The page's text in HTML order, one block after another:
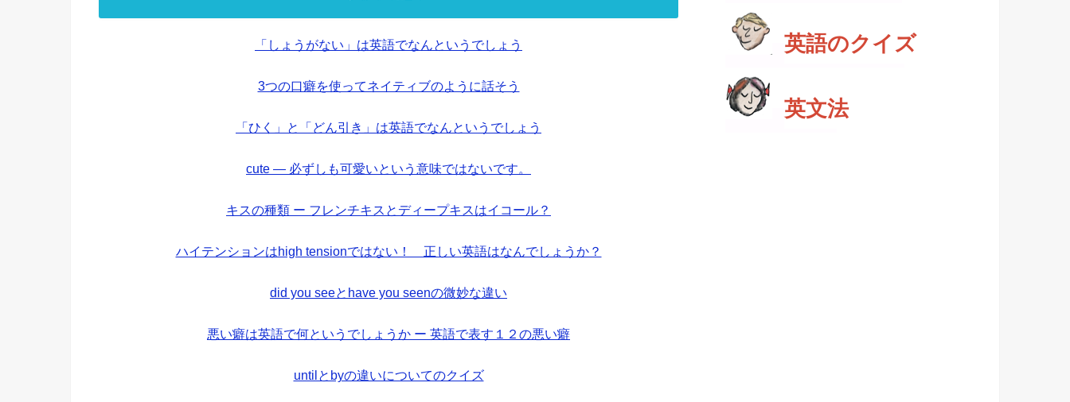
「しょうがない」は英語でなんというでしょう
3つの口癖を使ってネイティブのように話そう
「ひく」と「どん引き」は英語でなんというでしょう
cute — 必ずしも可愛いという意味ではないです。
キスの種類 ー フレンチキスとディープキスはイコール？
ハイテンションはhigh tensionではない！ 正しい英語はなんでしょうか？
did you seeとhave you seenの微妙な違い
悪い癖は英語で何というでしょうか ー 英語で表す１２の悪い癖
untilとbyの違いについてのクイズ
英語のクイズ
英文法